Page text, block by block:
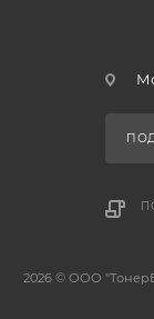
2026 © ООО